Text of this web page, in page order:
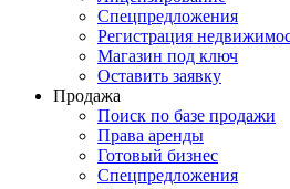
Спецпредложения
Регистрация
Магазин под ключ
Оставить заявку
Продажа
Поиск по базе продажи
Права аренды
Готовый бизнес
Спецпредложения